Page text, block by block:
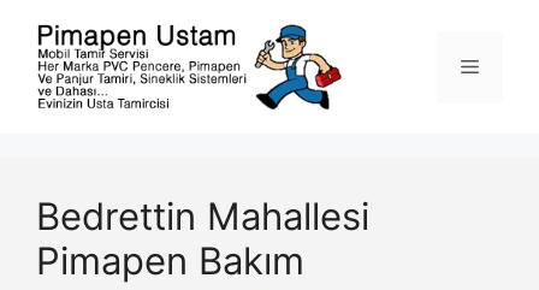
Menü
Bedrettin Mahallesi
Pimapen Bakım